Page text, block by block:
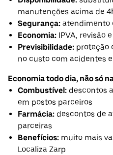
manutenções acima de
Segurança: atendimento
Economia: IPVA, revisão
Previsibilidade: proteção
no custo com acidentes
Economia todo dia, não só
Combustível: descontos
em postos parceiros
Farmácia: descontos de
parceiras
Benefícios: muito mais
Localiza Zarp